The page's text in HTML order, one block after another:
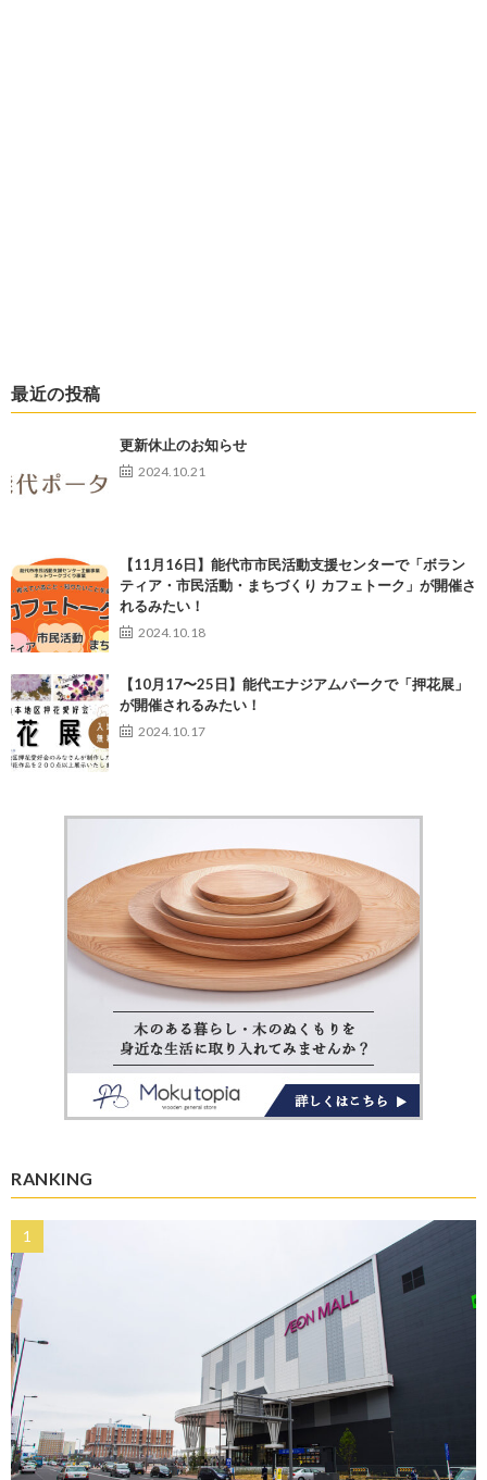
最近の投稿
更新休止のお知らせ
2024.10.21
【11月16日】能代市市民活動支援センターで「ボラン
ティア・市民活動・まちづくり カフェトーク」が開催さ
れるみたい！
2024.10.18
【10月17〜25日】能代エナジアムパークで「押花展」
が開催されるみたい！
2024.10.17
RANKING